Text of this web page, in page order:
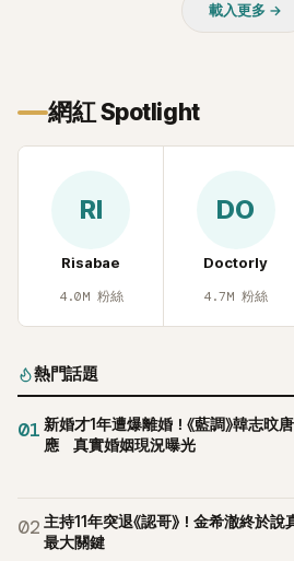
載入更多 →
網紅 Spotlight
RI
Risabae
4.0M 粉絲
DO
Doctorly
4.7M 粉絲
熱門話題
01 新婚才1年遭爆離婚！《藍調》韓志旼
應 真實婚姻現況曝光
02 主持11年突退《認哥》！金希澈終於
最大關鍵